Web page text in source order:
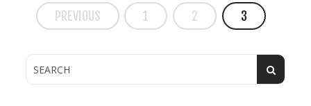
PREVIOUS 1 2 3